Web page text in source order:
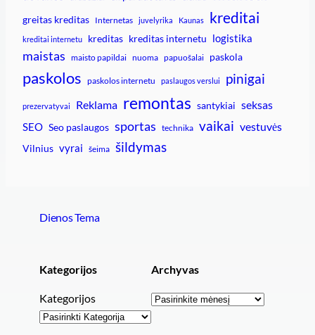
greitas kreditas Internetas juvelyrika Kaunas kreditai
kreditai internetu kreditas kreditas internetu logistika
maistas maisto papildai nuoma papuošalai paskola
paskolos paskolos internetu paslaugos verslui pinigai
prezervatyvai Reklama remontas santykiai seksas
SEO Seo paslaugos sportas technika vaikai vestuvės
Vilnius vyrai šeima šildymas
Dienos Tema
Kategorijos
Kategorijos
Archyvas
Archyvai